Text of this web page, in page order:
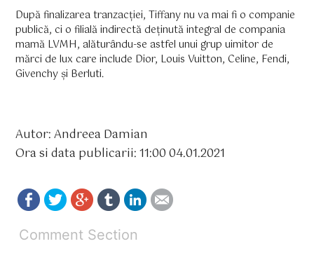
După finalizarea tranzacției, Tiffany nu va mai fi o companie
publică, ci o filială indirectă deținută integral de compania
mamă LVMH, alăturându-se astfel unui grup uimitor de
mărci de lux care include Dior, Louis Vuitton, Celine, Fendi,
Givenchy și Berluti.
Autor: Andreea Damian
Ora si data publicarii: 11:00 04.01.2021
Comment Section